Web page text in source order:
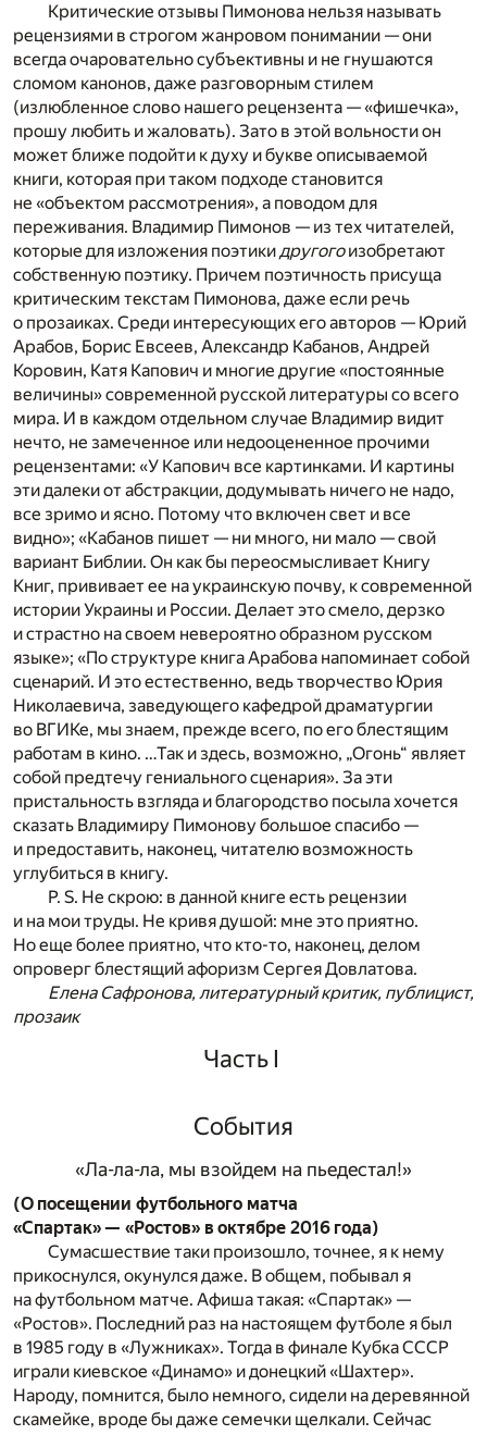
Критические отзывы Пимонова нельзя называть
рецензиями в строгом жанровом понимании — они
всегда очаровательно субъективны и не гнушаются
сломом канонов, даже разговорным стилем
(излюбленное слово нашего рецензента — «фишечка»,
прошу любить и жаловать). Зато в этой вольности он
может ближе подойти к духу и букве описываемой
книги, которая при таком подходе становится
не «объектом рассмотрения», а поводом для
переживания. Владимир Пимонов — из тех читателей,
которые для изложения поэтикидругогоизобретают
собственную поэтику. Причем поэтичность присуща
критическим текстам Пимонова, даже если речь
о прозаиках. Среди интересующих его авторов — Юрий
Арабов, Борис Евсеев, Александр Кабанов, Андрей
Коровин, Катя Капович и многие другие «постоянные
величины» современной русской литературы со всего
мира. И в каждом отдельном случае Владимир видит
нечто, не замеченное или недооцененное прочими
рецензентами: «У Капович все картинками. И картины
эти далеки от абстракции, додумывать ничего не надо,
все зримо и ясно. Потому что включен свет и все
видно»; «Кабанов пишет — ни много, ни мало — свой
вариант Библии. Он как бы переосмысливает Книгу
Книг, прививает ее на украинскую почву, к современной
истории Украины и России. Делает это смело, дерзко
и страстно на своем невероятно образном русском
языке»; «По структуре книга Арабова напоминает собой
сценарий. И это естественно, ведь творчество Юрия
Николаевича, заведующего кафедрой драматургии
во ВГИКе, мы знаем, прежде всего, по его блестящим
работам в кино. …Так и здесь, возможно, „Огонь“ являет
собой предтечу гениального сценария». За эти
пристальность взгляда и благородство посыла хочется
сказать Владимиру Пимонову большое спасибо —
и предоставить, наконец, читателю возможность
углубиться в книгу.
P. S. Не скрою: в данной книге есть рецензии
и на мои труды. Не кривя душой: мне это приятно.
Но еще более приятно, что кто-то, наконец, делом
опроверг блестящий афоризм Сергея Довлатова.
Елена Сафронова, литературный критик, публицист,
прозаик
Часть I
События
«Ла-ла-ла, мы взойдем на пьедестал!»
(О посещении футбольного матча
«Спартак» — «Ростов» в октябре 2016 года)
Сумасшествие таки произошло, точнее, я к нему
прикоснулся, окунулся даже. В общем, побывал я
на футбольном матче. Афиша такая: «Спартак» —
«Ростов». Последний раз на настоящем футболе я был
в 1985 году в «Лужниках». Тогда в финале Кубка СССР
играли киевское «Динамо» и донецкий «Шахтер».
Народу, помнится, было немного, сидели на деревянной
скамейке, вроде бы даже семечки щелкали. Сейчас